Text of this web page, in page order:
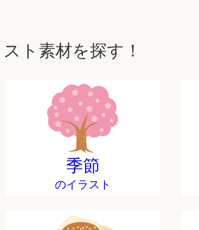
ト素材を探す！
季節
のイラスト